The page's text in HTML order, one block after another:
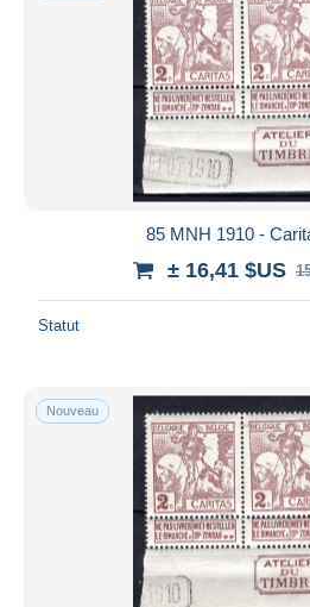
85 MNH 1910 -
± 16,41 $US
Statut
Nouveau